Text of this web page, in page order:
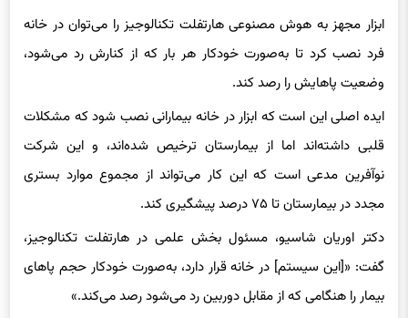
ابزار مجهز به هوش مصنوعی هارتفلت تکنالوجیز را می‌توان در خانه
فرد نصب کرد تا به‌صورت خودکار هر بار که از کنارش رد می‌شود،
وضعیت پاهایش را رصد کند.
ایده اصلی این است که ابزار در خانه بیمارانی نصب شود که مشکلات
قلبی داشته‌اند اما از بیمارستان ترخیص شده‌اند، و این شرکت
نوآفرین مدعی است که این کار می‌تواند از مجموع موارد بستری
مجدد در بیمارستان تا ۷۵ درصد پیشگیری کند.
دکتر اوریان شاسیو، مسئول بخش علمی در هارتفلت تکنالوجیز،
گفت: «[این سیستم] در خانه قرار دارد، به‌صورت خودکار حجم پاهای
بیمار را هنگامی که از مقابل دوربین رد می‌شود رصد می‌کند.»